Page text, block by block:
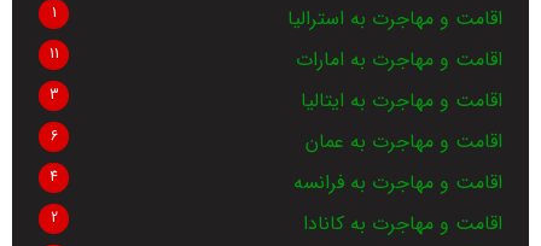
اقامت و مهاجرت به استرالیا 1
اقامت و مهاجرت به امارات 11
اقامت و مهاجرت به ایتالیا 3
اقامت و مهاجرت به عمان 6
اقامت و مهاجرت به فرانسه 4
اقامت و مهاجرت به کانادا 2